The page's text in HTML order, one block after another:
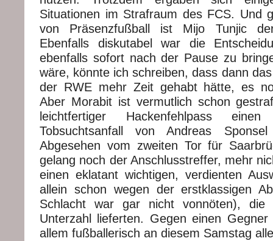
Situationen im Strafraum des FCS. Und
von Präsenzfußball ist Mijo Tunjic
Ebenfalls diskutabel war die
ebenfalls sofort nach der Pause zu
wäre, könnte ich schreiben, dass dann
der RWE mehr Zeit gehabt hätte, es
Aber Morabit ist vermutlich schon
leichtfertiger Hackenfehlpass einen
Tobsuchtsanfall von Andreas
Abgesehen vom zweiten Tor für
gelang noch der Anschlusstreffer, mehr
einen eklatant wichtigen, verdienten
allein schon wegen der erstklassigen
Schlacht war gar nicht vonnöten), die
Unterzahl lieferten. Gegen einen
allem fußballerisch an diesem Samstag